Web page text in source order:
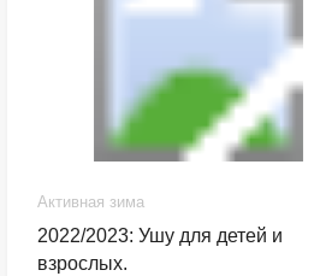
Активная зима
2022/2023: Ушу для детей и
взрослых.